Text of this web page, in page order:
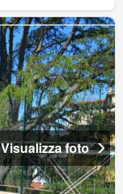
Visualizza foto